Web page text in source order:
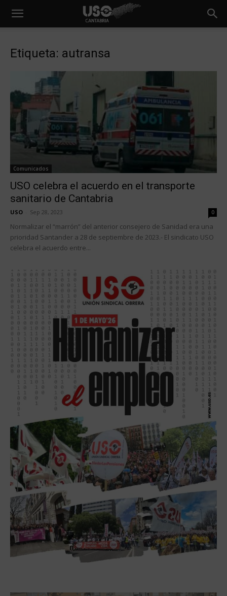
Etiqueta: autransa
Comunicados
USO celebra el acuerdo en el transporte
sanitario de Cantabria
USO Sep 28, 2023 0
Normalizar el “marrón” del anterior consejero de Sanidad era una
prioridad Santander a 28 de septiembre de 2023.- El sindicato USO
celebra el acuerdo entre...